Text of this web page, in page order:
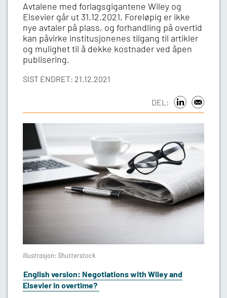
Avtalene med forlagsgigantene Wiley og
Elsevier går ut 31.12.2021. Foreløpig er ikke
nye avtaler på plass, og forhandling på overtid
kan påvirke institusjonenes tilgang til artikler
og mulighet til å dekke kostnader ved åpen
publisering.
SIST ENDRET: 21.12.2021
DEL:
Illustrasjon: Shutterstock
English version: Negotiations with Wiley and
Elsevier in overtime?